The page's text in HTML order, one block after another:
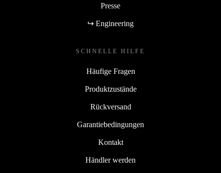
Presse
↪ Engineering
SCHNELLE HILFE
Häufige Fragen
Produktzustände
Rückversand
Garantiebedingungen
Kontakt
Händler werden